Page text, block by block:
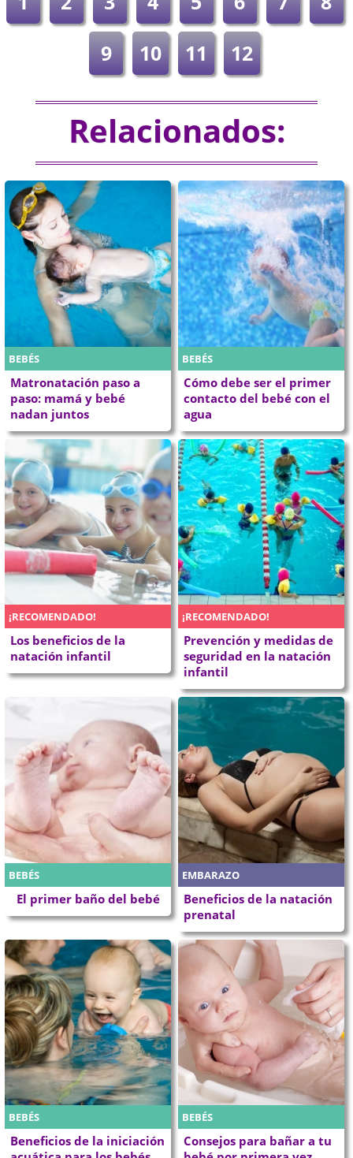
9
10 11 12
Relacionados:
BEBÉS
Matronatación paso a
paso: mamá y bebé
nadan juntos
BEBÉS
Cómo debe ser el primer
contacto del bebé con el
agua
¡RECOMENDADO!
Los beneficios de la
natación infantil
¡RECOMENDADO!
Prevención y medidas de
seguridad en la natación
infantil
BEBÉS
El primer baño del bebé
EMBARAZO
Beneficios de la natación
prenatal
BEBÉS
Beneficios de la iniciación
BEBÉS
Consejos para bañar a tu